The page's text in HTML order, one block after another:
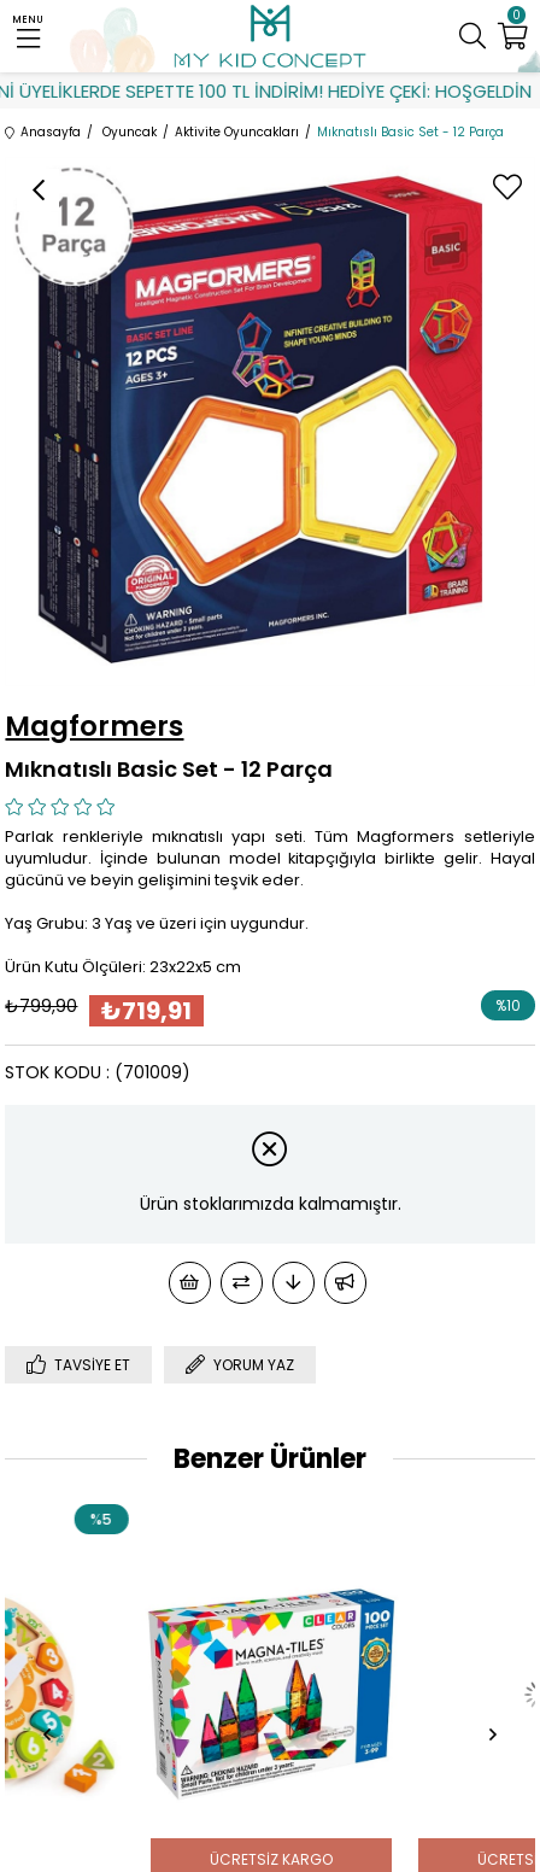
SEPETTE 100 TL İNDİRİM! HEDİYE ÇEKİ: HOŞGELDİN
0
MENU
Anasayfa Oyuncak Aktivite Oyuncakları Mıknatıslı Basic Set - 12 Parça
Magformers
Mıknatıslı Basic Set - 12 Parça
Parlak renkleriyle mıknatıslı yapı seti. Tüm Magformers setleriyle
uyumludur. İçinde bulunan model kitapçığıyla birlikte gelir. Hayal
gücünü ve beyin gelişimini teşvik eder.
Yaş Grubu: 3 Yaş ve üzeri için uygundur.
Ürün Kutu Ölçüleri: 23x22x5 cm
₺799,90 ₺719,91 %10
(701009)
STOK KODU
Ürün stoklarımızda kalmamıştır.
TAVSIYE ET YORUM YAZ
Benzer Ürünler
ÜCRETSIZ KARGO ÜCRETSIZ KARGO